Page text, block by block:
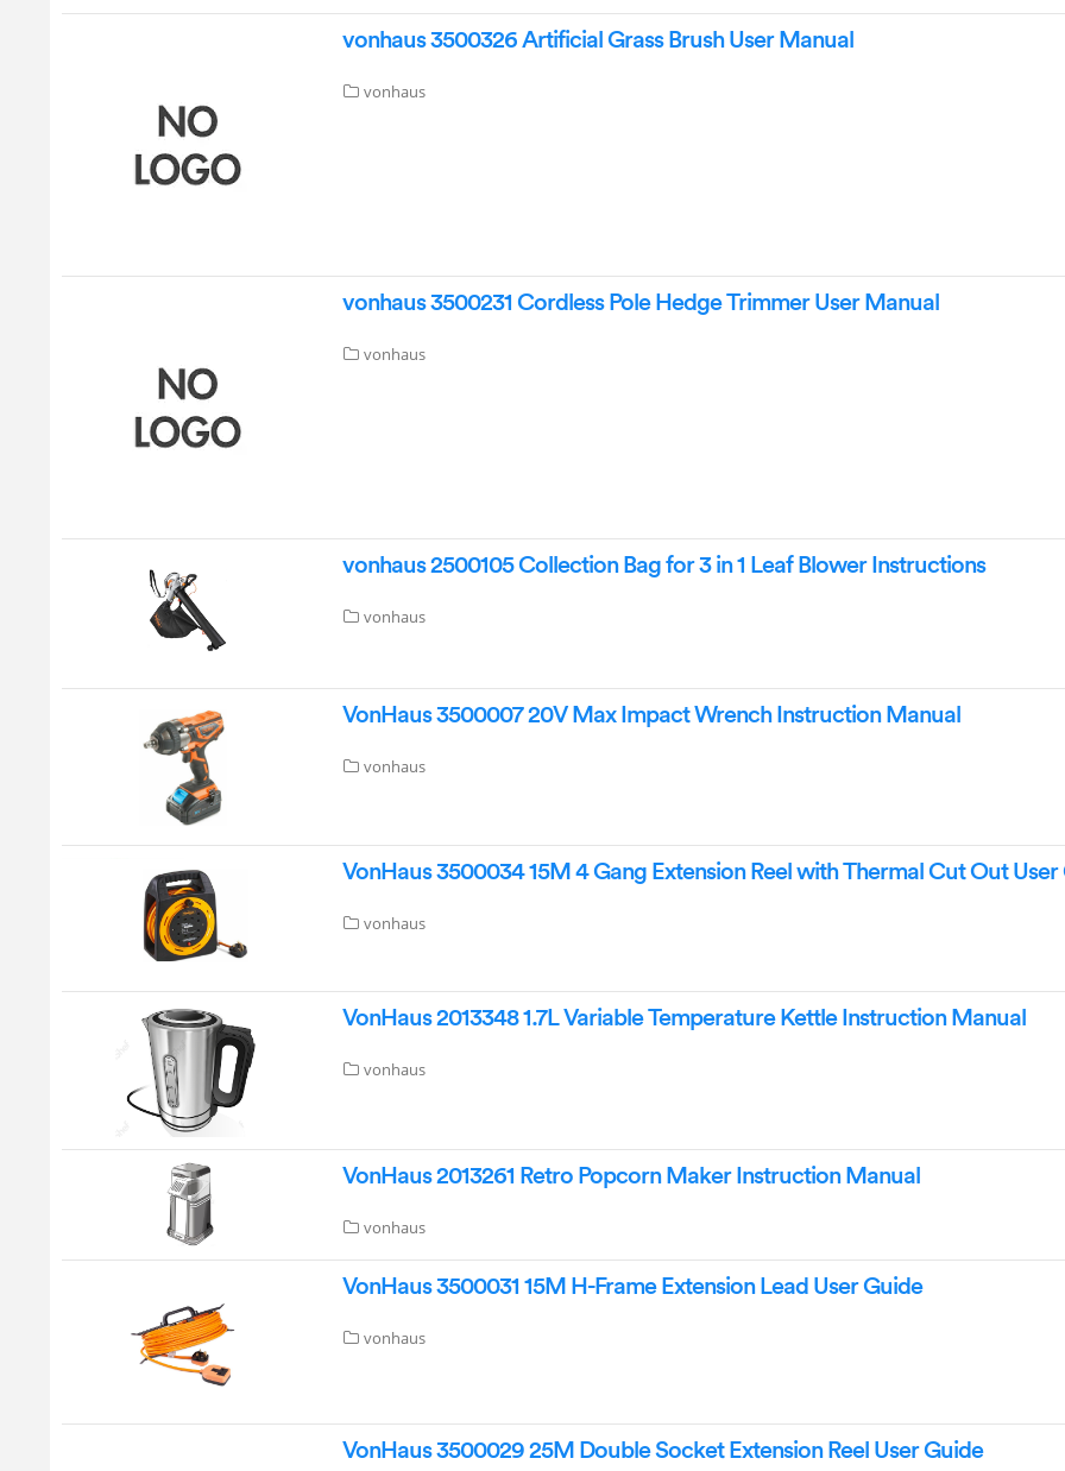
vonhaus 3500326 Artificial Grass Brush User Manual
vonhaus
vonhaus 3500231 Cordless Pole Hedge Trimmer User Manual
vonhaus
vonhaus 2500105 Collection Bag for 3 in 1 Leaf Blower Instructions
vonhaus
VonHaus 3500007 20V Max Impact Wrench Instruction Manual
vonhaus
VonHaus 3500034 15M 4 Gang Extension Reel with Thermal Cut Out User
vonhaus
VonHaus 2013348 1.7L Variable Temperature Kettle Instruction Manual
vonhaus
VonHaus 2013261 Retro Popcorn Maker Instruction Manual
vonhaus
VonHaus 3500031 15M H-Frame Extension Lead User Guide
vonhaus
VonHaus 3500029 25M Double Socket Extension Reel User Guide